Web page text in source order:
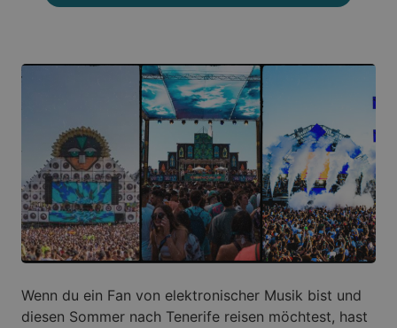
Wenn du ein Fan von elektronischer Musik bist und
diesen Sommer nach Tenerife reisen möchtest, hast